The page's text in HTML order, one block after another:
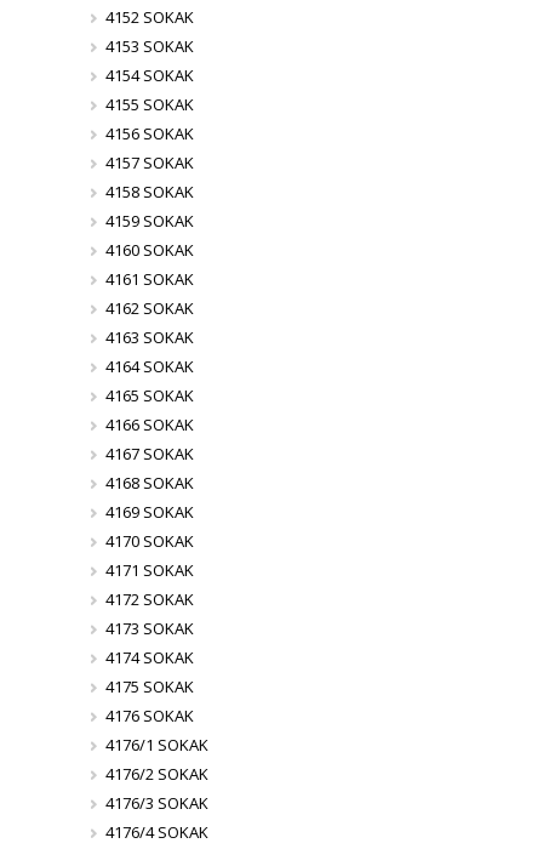
4152 SOKAK
4153 SOKAK
4154 SOKAK
4155 SOKAK
4156 SOKAK
4157 SOKAK
4158 SOKAK
4159 SOKAK
4160 SOKAK
4161 SOKAK
4162 SOKAK
4163 SOKAK
4164 SOKAK
4165 SOKAK
4166 SOKAK
4167 SOKAK
4168 SOKAK
4169 SOKAK
4170 SOKAK
4171 SOKAK
4172 SOKAK
4173 SOKAK
4174 SOKAK
4175 SOKAK
4176 SOKAK
4176/1 SOKAK
4176/2 SOKAK
4176/3 SOKAK
4176/4 SOKAK